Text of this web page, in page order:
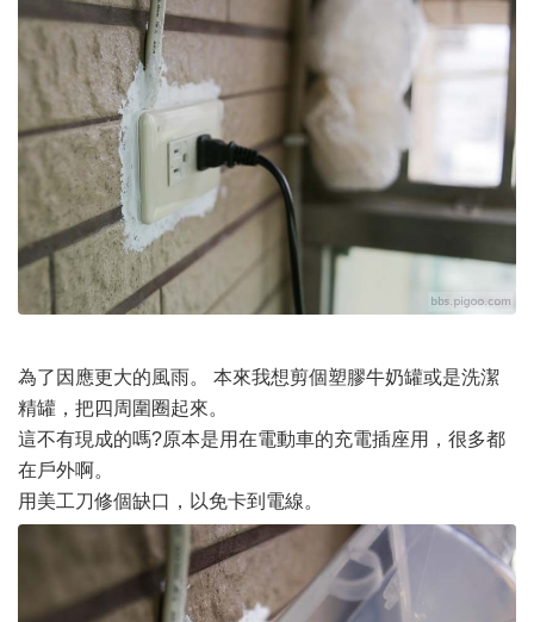
為了因應更大的風雨。 本來我想剪個塑膠牛奶罐或是洗潔
精罐，把四周圍圈起來。
這不有現成的嗎?原本是用在電動車的充電插座用，很多都
在戶外啊。
用美工刀修個缺口，以免卡到電線。